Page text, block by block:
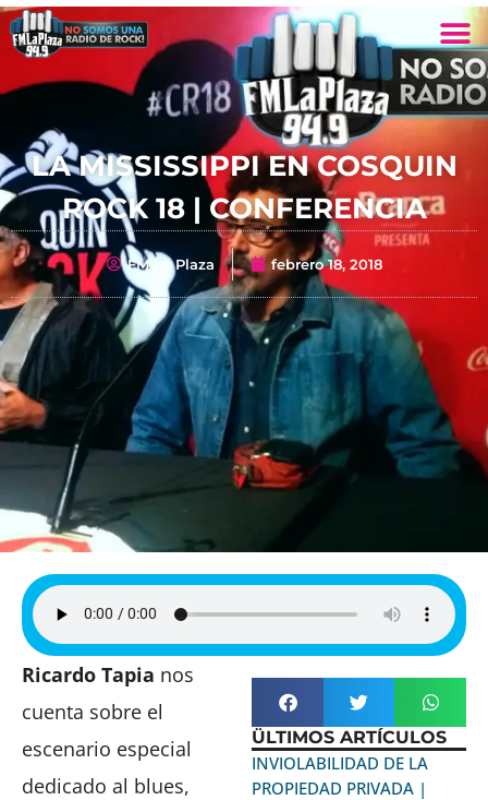
LA MISSISSIPPI EN COSQUIN
ROCK 18 | CONFERENCIA
FM La Plaza febrero 18, 2018
Ricardo Tapia nos
cuenta sobre el
escenario especial
dedicado al blues,
ÜLTIMOS ARTÍCULOS
INVIOLABILIDAD DE LA
PROPIEDAD PRIVADA |